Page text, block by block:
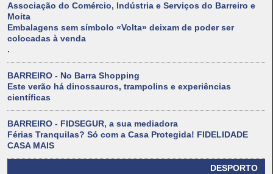
Associação do Comércio, Indústria e Serviços do Barreiro e
Moita
Embalagens sem símbolo «Volta» deixam de poder ser
colocadas à venda
.
BARREIRO - No Barra Shopping
Este verão há dinossauros, trampolins e experiências
científicas
BARREIRO - FIDSEGUR, a sua mediadora
Férias Tranquilas? Só com a Casa Protegida! FIDELIDADE
CASA MAIS
DESPORTO